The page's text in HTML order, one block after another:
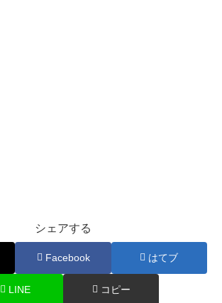
シェアする
Facebook はてブ
LINE コピー